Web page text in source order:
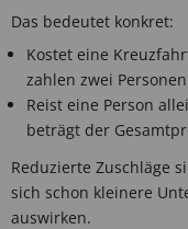
Das bedeutet konkret:
Kostet eine
zahlen zwei
Reist eine Person
beträgt der
Reduzierte Zuschläge
sich schon kleinere
auswirken.